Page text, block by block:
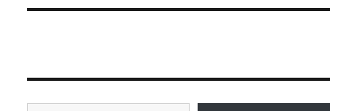
Gib deine E-Mail-Adresse ein ...